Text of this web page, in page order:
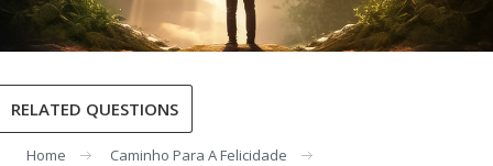
RELATED QUESTIONS
Home
Caminho Para A Felicidade